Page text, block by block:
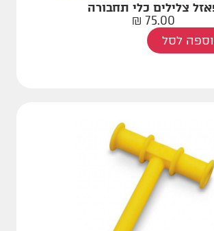
צלילים כלי תחבורה
75.00
₪
לסל